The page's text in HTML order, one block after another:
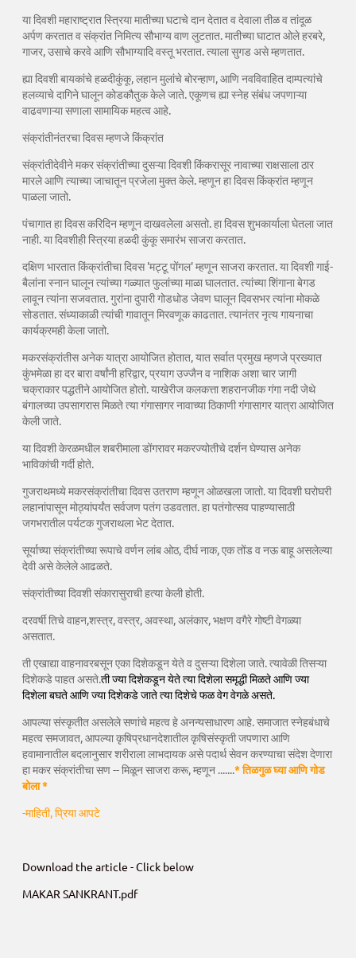
या दिवशी महाराष्ट्रात स्त्रिया मातीच्या घटाचे दान देतात व देवाला तीळ व तांदूळ
अर्पण करतात व संक्रांत निमित्य सौभाग्य वाण लुटतात. मातीच्या घाटात ओले हरबरे,
गाजर, उसाचे करवे आणि सौभाग्यादि वस्तू भरतात. त्याला सुगड असे म्हणतात.
ह्या दिवशी बायकांचे हळदीकुंकू, लहान मुलांचे बोरन्हाण, आणि नवविवाहित दाम्पत्यांचे
हलव्याचे दागिने घालून कोडकौतुक केले जाते. एकूणच ह्या स्नेह संबंध जपणाऱ्या
वाढवणाऱ्या सणाला सामायिक महत्व आहे.
संक्रांतीनंतरचा दिवस म्हणजे किंक्रांत
संक्रांतीदेवीने मकर संक्रांतीच्या दुसऱ्या दिवशी किंकरासूर नावाच्या राक्षसाला ठार
मारले आणि त्याच्या जाचातून प्रजेला मुक्त केले. म्हणून हा दिवस किंक्रांत म्हणून
पाळला जातो.
पंचागात हा दिवस करिदिन म्हणून दाखवलेला असतो. हा दिवस शुभकार्याला घेतला जात
नाही. या दिवशीही स्त्रिया हळदी कुंकू समारंभ साजरा करतात.
दक्षिण भारतात किंक्रांतीचा दिवस 'मट्टू पोंगल' म्हणून साजरा करतात. या दिवशी गाई-
बैलांना स्नान घालून त्यांच्या गळ्यात फुलांच्या माळा घालतात. त्यांच्या शिंगाना बेगड
लावून त्यांना सजवतात. गुरांना दुपारी गोडधोड जेवण घालून दिवसभर त्यांना मोकळे
सोडतात. संध्याकाळी त्यांची गावातून मिरवणूक काढतात. त्यानंतर नृत्य गायनाचा
कार्यक्रमही केला जातो.
मकरसंक्रांतीस अनेक यात्रा आयोजित होतात, यात सर्वात प्रमुख म्हणजे प्रख्यात
कुंभमेळा हा दर बारा वर्षांनी हरिद्वार, प्रयाग उज्जैन व नाशिक अशा चार जागी
चक्राकार पद्धतीने आयोजित होतो. याखेरीज कलकत्ता शहरानजीक गंगा नदी जेथे
बंगालच्या उपसागरास मिळते त्या गंगासागर नावाच्या ठिकाणी गंगासागर यात्रा आयोजित
केली जाते.
या दिवशी केरळमधील शबरीमाला डोंगरावर मकरज्योतीचे दर्शन घेण्यास अनेक
भाविकांची गर्दी होते.
गुजराथमध्ये मकरसंक्रांतीचा दिवस उतराण म्हणून ओळखला जातो. या दिवशी घरोघरी
लहानांपासून मोठ्यांपर्यंत सर्वजण पतंग उडवतात. हा पतंगोत्सव पाहण्यासाठी
जगभरातील पर्यटक गुजराथला भेट देतात.
सूर्याच्या संक्रांतीच्या रूपाचे वर्णन लांब ओठ, दीर्घ नाक, एक तोंड व नऊ बाहू असलेल्या
देवी असे केलेले आढळते.
संक्रांतीच्या दिवशी संकारासुराची हत्या केली होती.
दरवर्षी तिचे वाहन,शस्त्र, वस्त्र, अवस्था, अलंकार, भक्षण वगैरे गोष्टी वेगळ्या
असतात.
ती एखाद्या वाहनावरबसून एका दिशेकडून येते व दुसऱ्या दिशेला जाते. त्यावेळी तिसऱ्या
दिशेकडे पाहत असते.तीज्यादिशेकडूनयेतेत्यादिशेलासमृद्धीमिळतेआणिज्या
दिशेलाबघतेआणिज्यादिशेकडेजातेत्यादिशेचेफळवेगवेगळेअसते.
आपल्या संस्कृतीत असलेले सणांचे महत्व हे अनन्यसाधारण आहे. समाजात स्नेहबंधाचे
महत्व समजावत, आपल्या कृषिप्रधानदेशातील कृषिसंस्कृती जपणारा आणि
हवामानातील बदलानुसार शरीराला लाभदायक असे पदार्थ सेवन करण्याचा संदेश देणारा
हा मकर संक्रांतीचा सण -- मिळून साजरा करू, म्हणून .......* तिळगुळ घ्या आणि गोड
बोला *
-माहिती, प्रिया आपटे
Download the article - Click below
MAKAR SANKRANT.pdf